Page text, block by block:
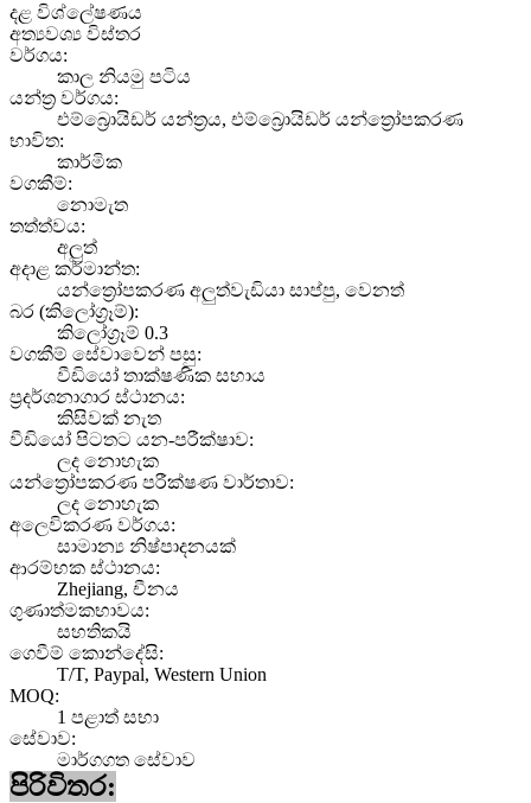
දළ විශ්ලේෂණය
අත්‍යවශ්‍ය විස්තර
වර්ගය:
කාල නියමු පටිය
යන්ත්‍ර වර්ගය:
එම්බ්‍රොයිඩර් යන්ත්‍රය, එම්බ්‍රොයිඩර් යන්ත්‍රෝපකරණ
භාවිත:
කාර්මික
වගකීම්:
නොමැත
තත්ත්වය:
අලුත්
අදාළ කර්මාන්ත:
යන්ත්‍රෝපකරණ අලුත්වැඩියා සාප්පු, වෙනත්
බර (කිලෝග්‍රෑම්):
කිලෝග්‍රෑම් 0.3
වගකීම් සේවාවෙන් පසු:
වීඩියෝ තාක්ෂණික සහාය
ප්‍රදර්ශනාගාර ස්ථානය:
කිසිවක් නැත
වීඩියෝ පිටතට යන-පරීක්ෂාව:
ලද නොහැක
යන්ත්‍රෝපකරණ පරීක්ෂණ වාර්තාව:
ලද නොහැක
අලෙවිකරණ වර්ගය:
සාමාන්‍ය නිෂ්පාදනයක්
ආරම්භක ස්ථානය:
Zhejiang, චීනය
ගුණාත්මකභාවය:
සහතිකයි
ගෙවීම් කොන්දේසි:
T/T, Paypal, Western Union
MOQ:
1 පළාත් සභා
සේවාව:
මාර්ගගත සේවාව
පිරිවිතර: